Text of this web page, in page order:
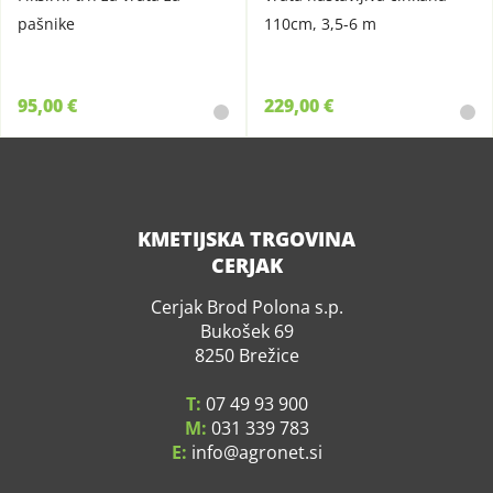
pašnike
95,00 €
110cm, 3,5-6 m
229,00 €
KMETIJSKA TRGOVINA
CERJAK
Cerjak Brod Polona s.p.
Bukošek 69
8250 Brežice
T: 07 49 93 900
M: 031 339 783
E: info agronet.si